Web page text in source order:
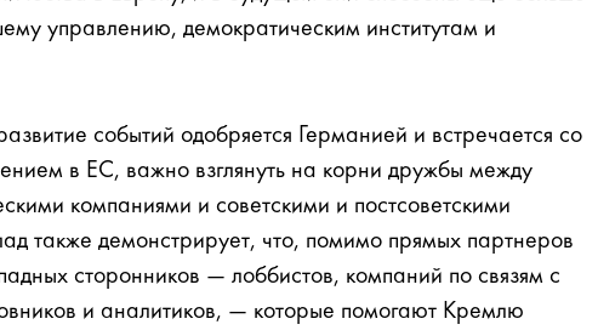
управлению, демократическим институтам и
событий одобряется Германией и встречается со
в ЕС, важно взглянуть на корни дружбы между
компаниями и советскими и постсоветскими
также демонстрирует, что, помимо прямых партнеров
сторонников — лоббистов, компаний по связям с
и аналитиков, — которые помогают Кремлю